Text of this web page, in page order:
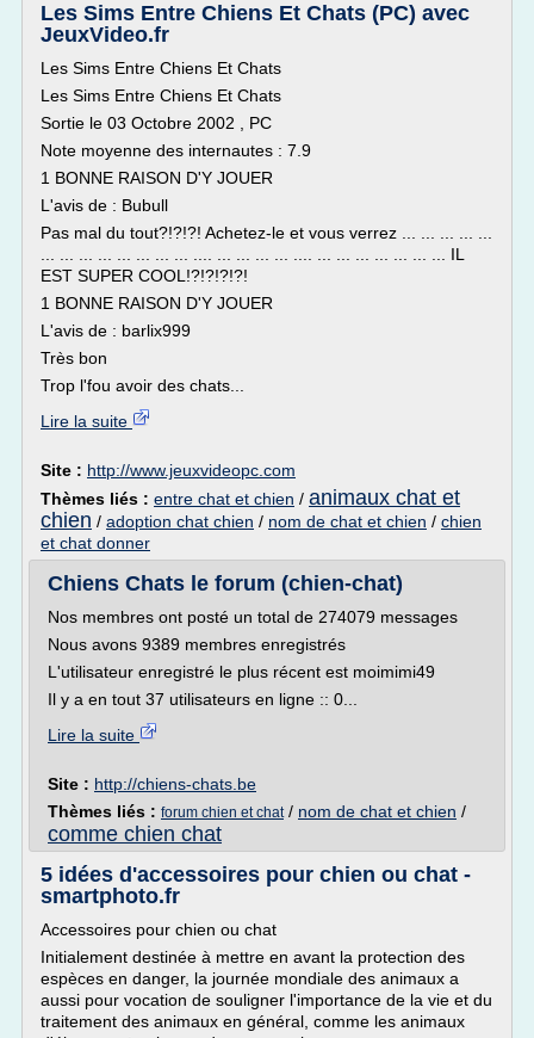
Les Sims Entre Chiens Et Chats (PC) avec
JeuxVideo.fr
Les Sims Entre Chiens Et Chats
Les Sims Entre Chiens Et Chats
Sortie le 03 Octobre 2002 , PC
Note moyenne des internautes : 7.9
1 BONNE RAISON D'Y JOUER
L'avis de : Bubull
Pas mal du tout?!?!?! Achetez-le et vous verrez ... ... ... ... ...
... ... ... ... ... ... ... ... .... ... ... ... ... .... ... ... ... ... ... ... ... IL
EST SUPER COOL!?!?!?!?!
1 BONNE RAISON D'Y JOUER
L'avis de : barlix999
Très bon
Trop l'fou avoir des chats...
Lire la suite
Site : http://www.jeuxvideopc.com
Thèmes liés : entre chat et chien / animaux chat et
chien / adoption chat chien / nom de chat et chien / chien
et chat donner
Chiens Chats le forum (chien-chat)
Nos membres ont posté un total de 274079 messages
Nous avons 9389 membres enregistrés
L'utilisateur enregistré le plus récent est moimimi49
Il y a en tout 37 utilisateurs en ligne :: 0...
Lire la suite
Site : http://chiens-chats.be
Thèmes liés : forum chien et chat/ nom de chat et chien /
comme chien chat
5 idées d'accessoires pour chien ou chat -
smartphoto.fr
Accessoires pour chien ou chat
Initialement destinée à mettre en avant la protection des
espèces en danger, la journée mondiale des animaux a
aussi pour vocation de souligner l'importance de la vie et du
traitement des animaux en général, comme les animaux